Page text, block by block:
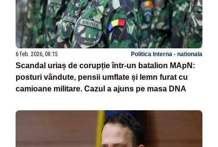
6 feb. 2026, 08:15 Politica Interna - nationala
Scandal uriaș de corupție într-un batalion MApN:
posturi vândute, pensii umflate și lemn furat cu
camioane militare. Cazul a ajuns pe masa DNA